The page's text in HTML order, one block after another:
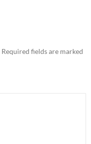
Required fields are marked